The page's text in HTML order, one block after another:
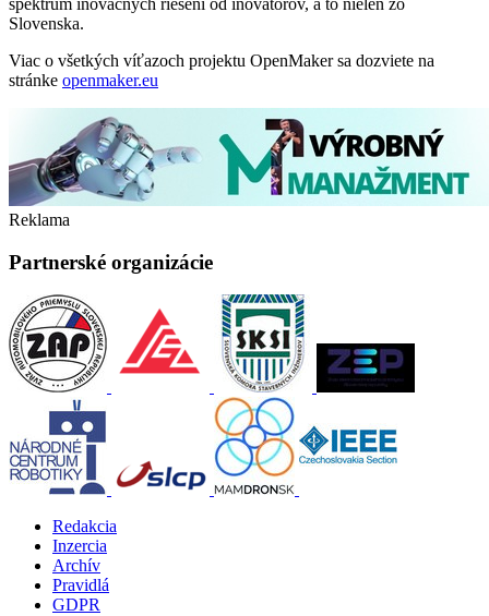
Slovenska.
Viac o všetkých víťazoch projektu OpenMaker sa dozviete na
stránke openmaker.eu
Reklama
Partnerské organizácie
Redakcia
Inzercia
Archív
Pravidlá
GDPR